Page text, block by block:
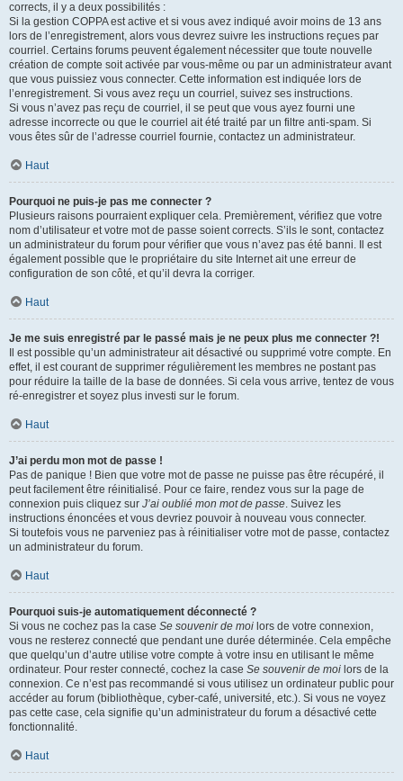
corrects, il y a deux possibilités :
Si la gestion COPPA est active et si vous avez indiqué avoir moins de 13 ans
lors de l’enregistrement, alors vous devrez suivre les instructions reçues par
courriel. Certains forums peuvent également nécessiter que toute nouvelle
création de compte soit activée par vous-même ou par un administrateur avant
que vous puissiez vous connecter. Cette information est indiquée lors de
l’enregistrement. Si vous avez reçu un courriel, suivez ses instructions.
Si vous n’avez pas reçu de courriel, il se peut que vous ayez fourni une
adresse incorrecte ou que le courriel ait été traité par un filtre anti-spam. Si
vous êtes sûr de l’adresse courriel fournie, contactez un administrateur.
Haut
Pourquoi ne puis-je pas me connecter ?
Plusieurs raisons pourraient expliquer cela. Premièrement, vérifiez que votre
nom d’utilisateur et votre mot de passe soient corrects. S’ils le sont, contactez
un administrateur du forum pour vérifier que vous n’avez pas été banni. Il est
également possible que le propriétaire du site Internet ait une erreur de
configuration de son côté, et qu’il devra la corriger.
Haut
Je me suis enregistré par le passé mais je ne peux plus me connecter ?!
Il est possible qu’un administrateur ait désactivé ou supprimé votre compte. En
effet, il est courant de supprimer régulièrement les membres ne postant pas
pour réduire la taille de la base de données. Si cela vous arrive, tentez de vous
ré-enregistrer et soyez plus investi sur le forum.
Haut
J’ai perdu mon mot de passe !
Pas de panique ! Bien que votre mot de passe ne puisse pas être récupéré, il
peut facilement être réinitialisé. Pour ce faire, rendez vous sur la page de
connexion puis cliquez sur J’ai oublié mon mot de passe. Suivez les
instructions énoncées et vous devriez pouvoir à nouveau vous connecter.
Si toutefois vous ne parveniez pas à réinitialiser votre mot de passe, contactez
un administrateur du forum.
Haut
Pourquoi suis-je automatiquement déconnecté ?
Si vous ne cochez pas la case Se souvenir de moi lors de votre connexion,
vous ne resterez connecté que pendant une durée déterminée. Cela empêche
que quelqu’un d’autre utilise votre compte à votre insu en utilisant le même
ordinateur. Pour rester connecté, cochez la case Se souvenir de moi lors de la
connexion. Ce n’est pas recommandé si vous utilisez un ordinateur public pour
accéder au forum (bibliothèque, cyber-café, université, etc.). Si vous ne voyez
pas cette case, cela signifie qu’un administrateur du forum a désactivé cette
fonctionnalité.
Haut